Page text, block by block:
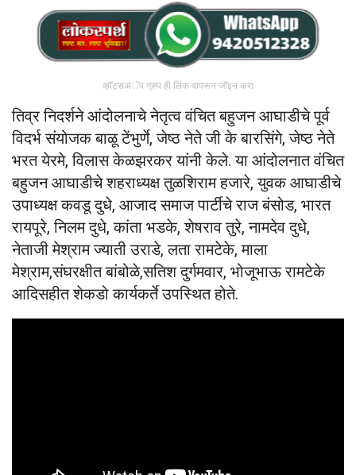
व्हॉट्सअॅप ग्रुप ही लिंक वापरून जॉइन करा
तिव्र निदर्शने आंदोलनाचे नेतृत्व वंचित बहुजन आघाडीचे पूर्व
विदर्भ संयोजक बाळू टेंभुर्णे, जेष्ठ नेते जी के बारसिंगे, जेष्ठ नेते
भरत येरमे, विलास केळझरकर यांनी केले. या आंदोलनात वंचित
बहुजन आघाडीचे शहराध्यक्ष तुळशिराम हजारे, युवक आघाडीचे
उपाध्यक्ष कवडू दुधे, आजाद समाज पार्टीचे राज बंसोड, भारत
रायपूरे, निलम दुधे, कांता भडके, शेषराव तुरे, नामदेव दुधे,
नेताजी मेश्राम ज्याती उराडे, लता रामटेके, माला
मेश्राम,संघरक्षीत बांबोळे,सतिश दुर्गमवार, भोजूभाऊ रामटेके
आदिसहीत शेकडो कार्यकर्ते उपस्थित होते.